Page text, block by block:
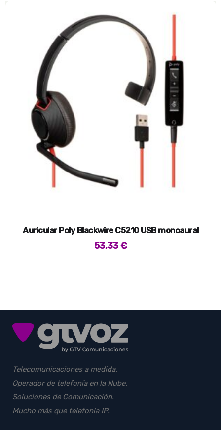
Auricular Poly Blackwire C5210 USB monoaural
53,33€
Telecomunicaciones a medida.
Operador de telefonía en la Nube.
Soluciones de Comunicación.
Mucho más que telefonía IP.